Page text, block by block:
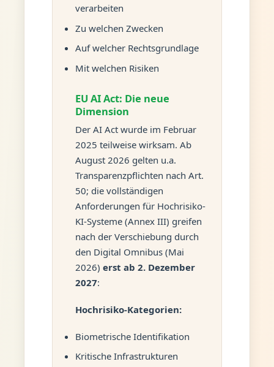
verarbeiten
Zu welchen Zwecken
Auf welcher Rechtsgrundlage
Mit welchen Risiken
EU AI Act: Die neue
Dimension
Der AI Act wurde im Februar
2025 teilweise wirksam. Ab
August 2026 gelten u.a.
Transparenzpflichten nach Art.
50; die vollständigen
Anforderungen für Hochrisiko-
KI-Systeme (Annex III) greifen
nach der Verschiebung durch
den Digital Omnibus (Mai
2026)erst ab 2. Dezember
2027:
Hochrisiko-Kategorien:
Biometrische Identifikation
Kritische Infrastrukturen